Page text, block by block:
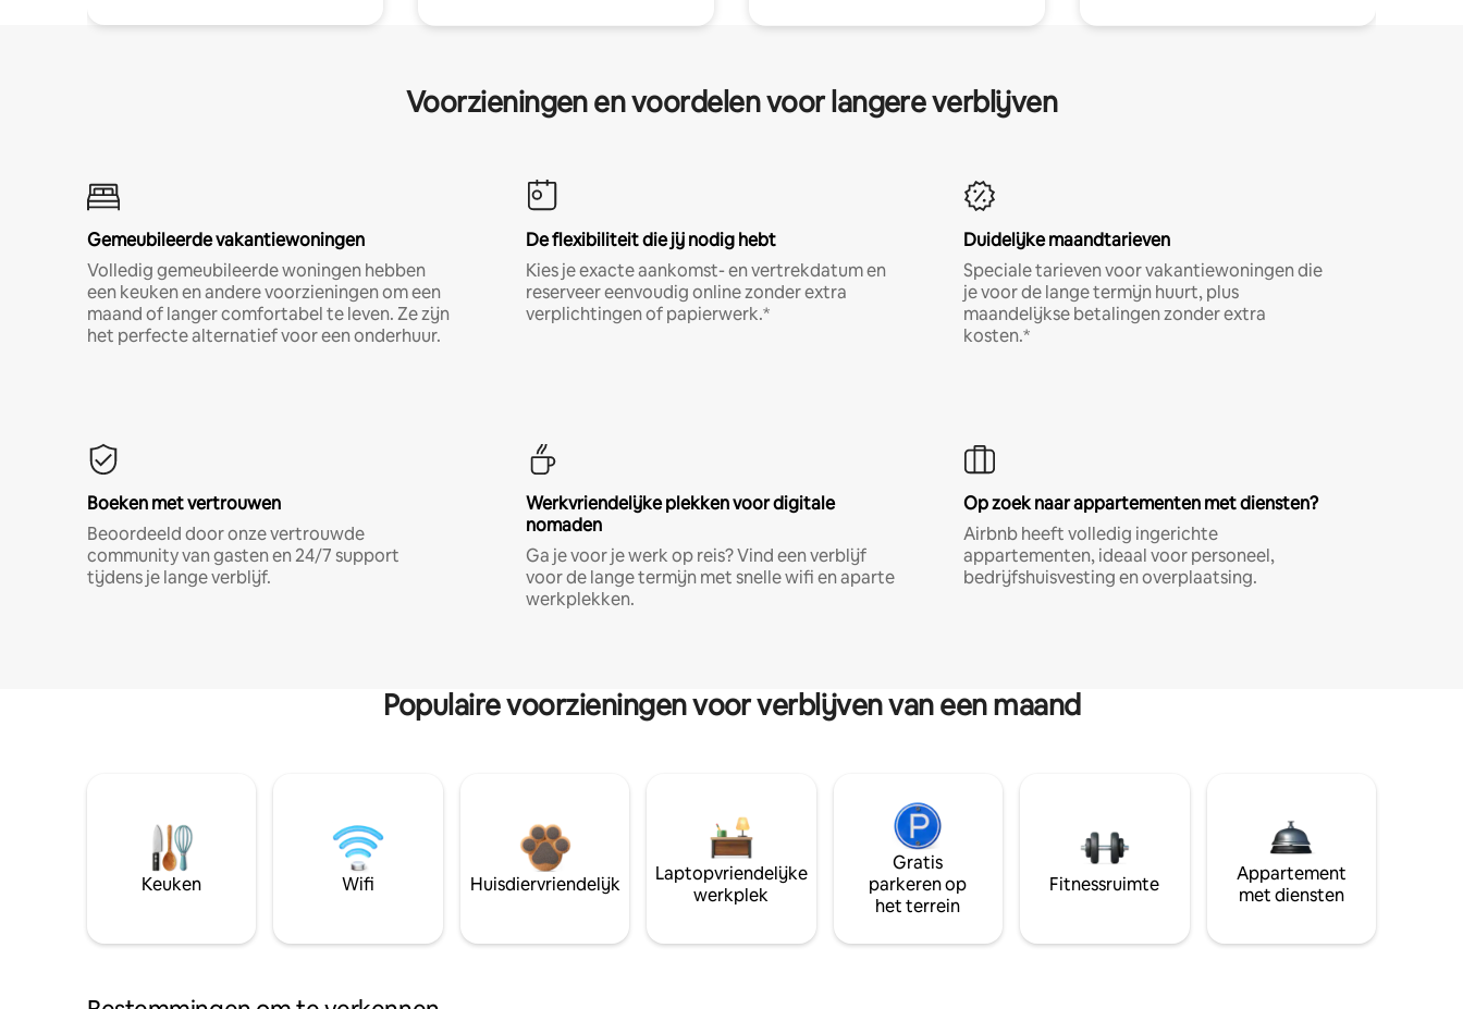
Voorzieningen en voordelen voor langere verblijven
Gemeubileerde vakantiewoningen
Volledig gemeubileerde woningen hebben
een keuken en andere voorzieningen om een
maand of langer comfortabel te leven. Ze zijn
het perfecte alternatief voor een onderhuur.
De flexibiliteit die jij nodig hebt
Kies je exacte aankomst- en vertrekdatum en
reserveer eenvoudig online zonder extra
verplichtingen of papierwerk.*
Duidelijke maandtarieven
Speciale tarieven voor vakantiewoningen die
je voor de lange termijn huurt, plus
maandelijkse betalingen zonder extra
kosten.*
Boeken met vertrouwen
Beoordeeld door onze vertrouwde
community van gasten en 24/7 support
tijdens je lange verblijf.
Werkvriendelijke plekken voor digitale
nomaden
Ga je voor je werk op reis? Vind een verblijf
voor de lange termijn met snelle wifi en aparte
werkplekken.
Op zoek naar appartementen met diensten?
Airbnb heeft volledig ingerichte
appartementen, ideaal voor personeel,
bedrijfshuisvesting en overplaatsing.
Populaire voorzieningen voor verblijven van een maand
Keuken Wifi Huisdiervriendelijk
Laptopvriendelijke
werkplek
Gratis
parkeren op
het terrein
Fitnessruimte
Appartement
met diensten